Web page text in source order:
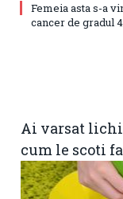
Femeia asta s-a
cancer de gradul
Ai varsat
cum le scoti